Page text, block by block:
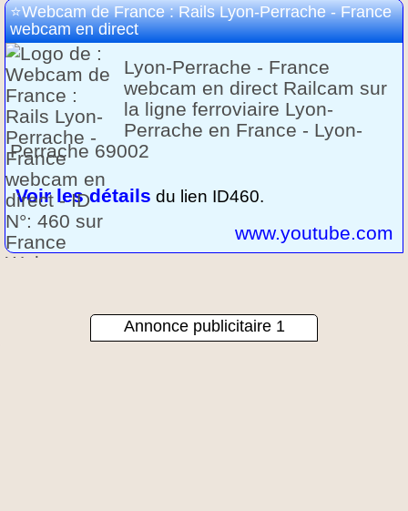
Webcam de France : Rails Lyon-Perrache - France
webcam en direct
Lyon-Perrache - France
webcam en direct Railcam sur
la ligne ferroviaire Lyon-
Perrache en France - Lyon-
Perrache 69002
Voir les détails du lien ID460.
www.youtube.com
Annonce publicitaire 1